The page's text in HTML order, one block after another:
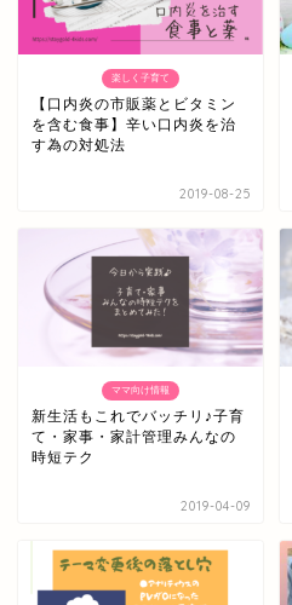
楽しく子育て
【口内炎の市販薬とビタミン
を含む食事】辛い口内炎を治
す為の対処法
2019-08-25
ママ向け情報
新生活もこれでバッチリ♪子育
て・家事・家計管理みんなの
時短テク
2019-04-09